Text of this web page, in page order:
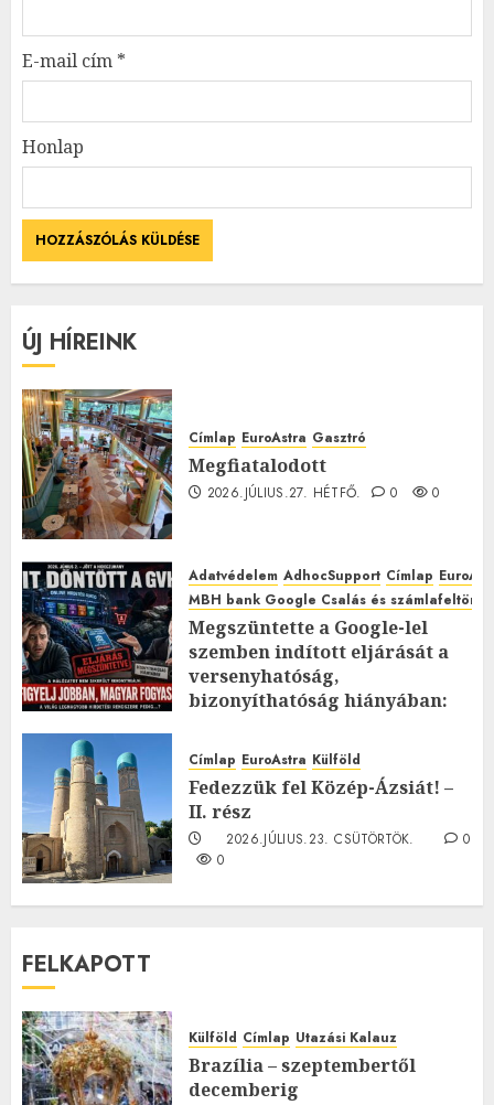
E-mail cím *
Honlap
ÚJ HÍREINK
Címlap EuroAstra Gasztró
Megfiatalodott
2026.JÚLIUS.27. HÉTFŐ. 0 0
Adatvédelem AdhocSupport Címlap
MBH bank Google Csalás és
Megszüntette a Google-lel
szemben indított eljárását a
versenyhatóság,
bizonyíthatóság hiányában:
2026.JÚLIUS.23. CSÜTÖRTÖK.
0
Címlap EuroAstra Külföld
Fedezzük fel Közép-Ázsiát! –
II. rész
2026.JÚLIUS.23. CSÜTÖRTÖK.
0
0
FELKAPOTT
Külföld Címlap Utazási Kalauz
Brazília – szeptembertől
decemberig